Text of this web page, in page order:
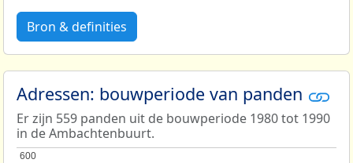
Bron & definities
Adressen: bouwperiode van panden
Er zijn 559 panden uit de bouwperiode 1980 tot 1990
in de Ambachtenbuurt.
600
600